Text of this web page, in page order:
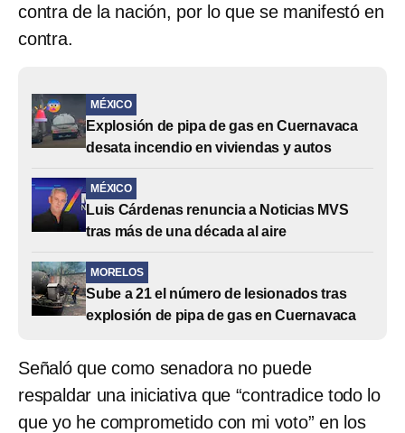
contra de la nación, por lo que se manifestó en
contra.
MÉXICO
Explosión de pipa de gas en Cuernavaca
desata incendio en viviendas y autos
MÉXICO
Luis Cárdenas renuncia a Noticias MVS
tras más de una década al aire
MORELOS
Sube a 21 el número de lesionados tras
explosión de pipa de gas en Cuernavaca
Señaló que como senadora no puede
respaldar una iniciativa que “contradice todo lo
que yo he comprometido con mi voto” en los